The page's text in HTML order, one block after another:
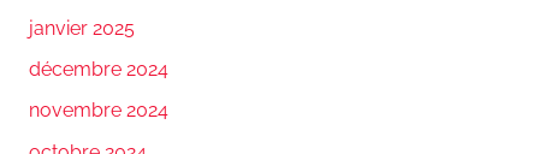
janvier 2025
décembre 2024
novembre 2024